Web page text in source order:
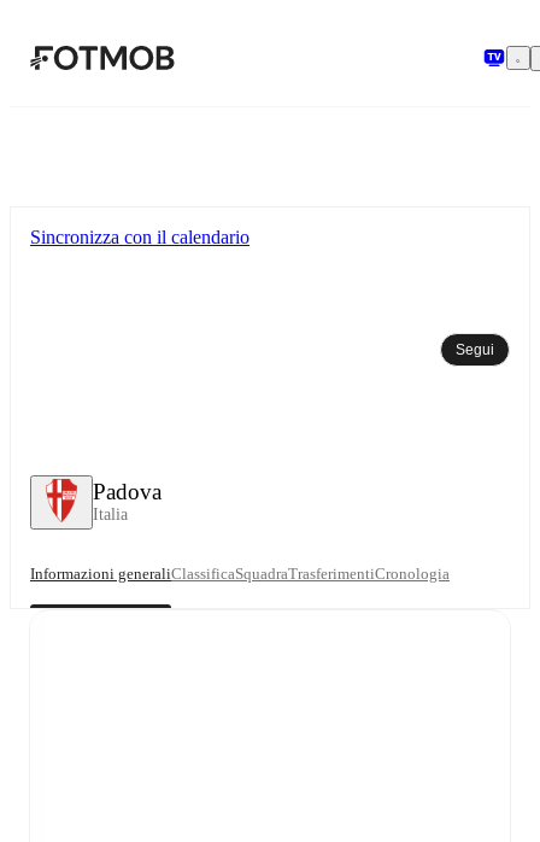
Padova
Italia
Sincronizza con il calendario
Segui
Informazioni generaliClassificaSquadraTrasferimentiCronologia